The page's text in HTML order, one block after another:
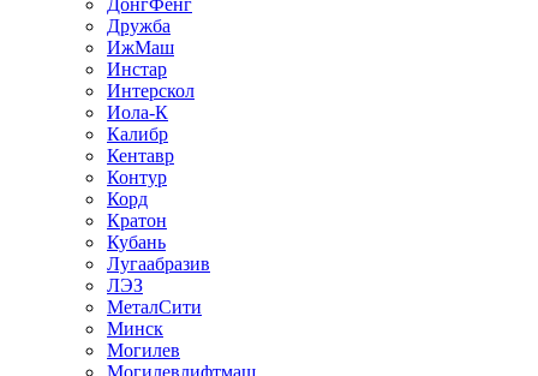
ДонгФенг
Дружба
ИжМаш
Инстар
Интерскол
Иола-К
Калибр
Кентавр
Контур
Корд
Кратон
Кубань
Лугаабразив
ЛЭЗ
МеталСити
Минск
Могилев
Могилевлифтмаш